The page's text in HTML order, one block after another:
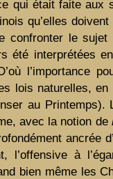
qui était faite
qu’elles
confronter le
été interprétées
l’importance
lois naturelles,
au
avec la notion de
ancrée
l’offensive à
bien même les